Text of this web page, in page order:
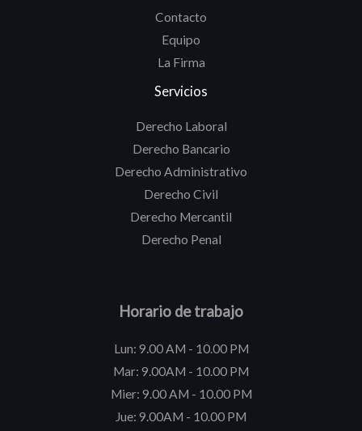
Contacto
Equipo
La Firma
Servicios
Derecho Laboral
Derecho Bancario
Derecho Administrativo
Derecho Civil
Derecho Mercantil
Derecho Penal
Horario de trabajo
Lun: 9.00 AM - 10.00 PM
Mar: 9.00AM - 10.00 PM
Mier: 9.00 AM - 10.00 PM
Jue: 9.00AM - 10.00 PM